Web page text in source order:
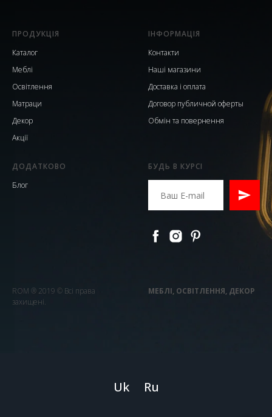
ПРОДУКЦІЯ
Каталог
Меблі
Освітлення
Матраци
Декор
Акції
ІНФОРМАЦІЯ
Контакти
Наші магазини
Доставка і оплата
Договор публичной оферты
Обмін та повернення
ДОДАТКОВО
Блог
БУДЬ В КУРСІ
ROM ® 2019 © Всі права
захищені.
МЕБЛІ, ОСВІТЛЕННЯ, ДЕКОР
Uk Ru